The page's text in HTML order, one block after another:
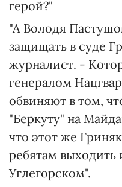
герой?"
"А Володя
защищать в суде
журналист. -
генералом
обвиняют в том,
"Беркуту" на
что этот же
ребятам
Углегорском".